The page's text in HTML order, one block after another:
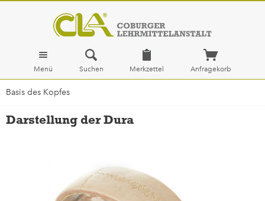
Menü Suchen Merkzettel Anfragekorb
Basis des Kopfes
Darstellung der Dura